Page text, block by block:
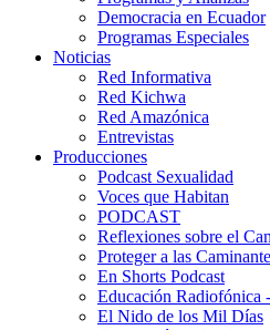
Democracia en Ecuador
Programas Especiales
Noticias
Red Informativa
Red Kichwa
Red Amazónica
Entrevistas
Producciones
Podcast Sexualidad
Voces que Habitan
PODCAST
Reflexiones sobre el
Proteger a las
En Shorts Podcast
Educación Radiofónica
El Nido de los Mil Días